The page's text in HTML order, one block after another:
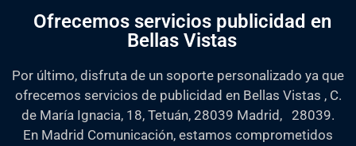
Ofrecemos servicios publicidad en
Bellas Vistas
Por último, disfruta de un soporte personalizado ya que
ofrecemos servicios de publicidad en Bellas Vistas , C.
de María Ignacia, 18, Tetuán, 28039 Madrid, 28039.
En Madrid Comunicación, estamos comprometidos